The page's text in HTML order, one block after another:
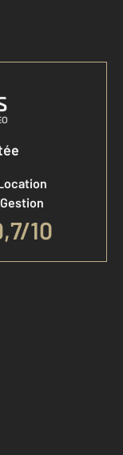
Gestion
10